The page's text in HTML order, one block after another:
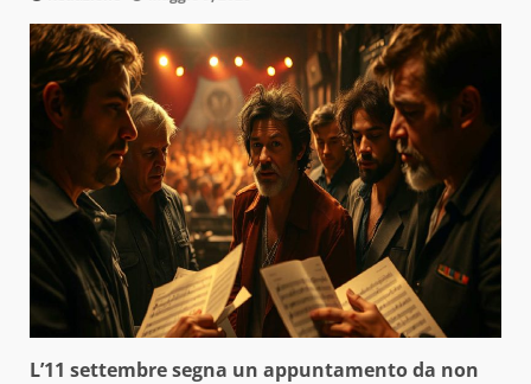
L’11 settembre segna un appuntamento da non